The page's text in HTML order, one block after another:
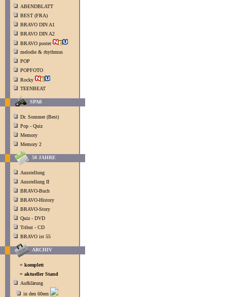
ABENDBLATT
BEST (FRA)
BRAVO DIN A1
BRAVO DIN A2
BRAVO poster
melodie & rhythmus
POP
POPFOTO
Rocky
TEENBEAT
SPAß
Dr. Sommer (Best)
Pop - Quiz
Memory
Memory 2
50 JAHRE
Ausstellung
Ausstellung II
BRAVO-Buch
BRAVO-History
BRAVO-Story
Quiz - DVD
Tribut - CD
BRAVO ist 55
ARCHIV
= komplett
= aktueller Stand
Aufklärung
in den 60ern